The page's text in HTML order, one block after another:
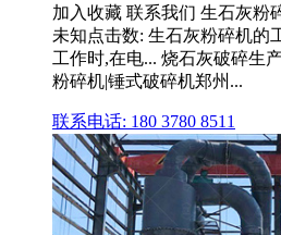
加入收藏 联系我们 生石灰粉
未知点击数: 生石灰粉碎机的
工作时,在电... 烧石灰破碎生
粉碎机|锤式破碎机郑州...
联系电话: 180 3780 8511